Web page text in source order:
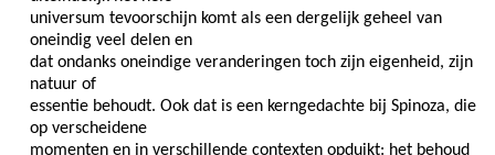
universum tevoorschijn komt als een dergelijk geheel van
oneindig veel delen en
dat ondanks oneindige veranderingen toch zijn eigenheid, zijn
natuur of
essentie behoudt. Ook dat is een kerngedachte bij Spinoza, die
op verscheidene
momenten en in verschillende contexten opduikt: het behoud